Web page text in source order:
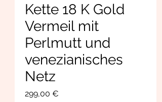
Kette 18 K Gold
Vermeil mit
Perlmutt und
venezianisches
Netz
299,00 €